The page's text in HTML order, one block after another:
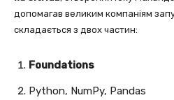
допомагав великим компаніям
складається з двох частин:
Foundations
Python, NumPy, Pandas